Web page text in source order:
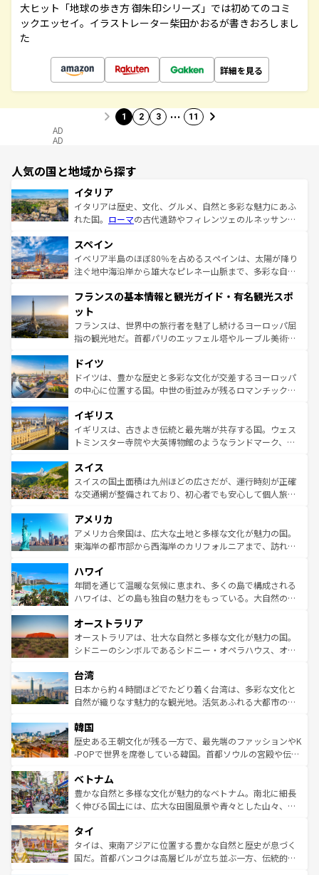
大ヒット「地球の歩き方 御朱印シリーズ」では初めてのコミ
ックエッセイ。イラストレーター柴田かおるが書きおろしまし
た
詳細を見る
1 2 3 … 11
AD
AD
人気の国と地域から探す
イタリア
イタリアは歴史、文化、グルメ、自然と多彩な魅力にあふ
れた国。 ローマの古代遺跡やフィレンツェのルネッサンス
ろん、トスカーナの美しい田園風景やアマルフィ海岸の絶
景など、自然景観も見逃せない。観光の合間には、本場の
ピザやパスタなど、絶品のイタリア料理を堪能することも
ませてくれるイタリアで、忘れられない旅をしてみよう！
なお、新着のイタリア情報は
しい。
スペイン
イベリア半島のほぼ80％を占めるスペインは、太陽が降り
注ぐ地中海沿岸から雄大なピレネー山脈まで、多彩な自然
文化が根付くこの国では、情熱的なフラメンコ、熱気あふ
れる闘牛、そして美味しいタパスが生活の一部となってい
る。首都マドリードの洗練された雰囲気や、バルセロナの
アートに溢れた街角から、地方では古代ローマ遺跡や中世
せる。地方によって風土や気候が異なるスペインはその個
性で訪れる人を魅了する。 なお、新着のスペイン情報は コ
ンテンツ一覧を参照してほしい。
フランスの基本情報と観光ガイド・有名観光スポ
ット
フランスは、世界中の旅行者を魅了し続けるヨーロッパ屈
指の観光地だ。首都パリのエッフェル塔やルーブル美術館
で、幅広い魅力が詰まっている。華麗な宮殿、歴史的な大
聖堂、美しいビーチ、そして豊かな自然が、訪れる者を心
から魅了する。また、フランスは美食の国としても知ら
いる。シャンパンの発祥地であるランス、プロヴァンスの
香り高いラベンダー畑など、多彩な楽しみ方が可能だ。さ
らに、パリ以外の地域にも魅力が溢れており、どの街角に
れる地方に足を運ぶとそれぞれで全く異なる文化を体験で
きるだろう。 なお、新着のフランス情報はコンテンツ一覧
を参照してほしい。
ドイツ
ドイツは、豊かな歴史と多彩な文化が交差するヨーロッパ
の中心に位置する国。中世の街並みが残るロマンチック街
顔を持つこの国は、どこを歩いても飽きることがない。ベ
ルリンの文化的活気、バイエルン州のアルプスの絶景、そ
してライン川沿いのワイン畑といった風景は必見。ビール
は、お酒好きな人にはぜひ体験してほしい。 なお、新着の
ドイツ情報はコンテンツ一覧を参照してほしい。
イギリス
イギリスは、古きよき伝統と最先端が共存する国。ウェス
トミンスター寺院や大英博物館のようなランドマーク、歴
リアごとに異なる魅力がある。また、優雅なアフタヌーン
ティー、ビール好きにはたまらない英国パブ、サッカー観
戦など、本場だからこそできる体験も豊富。イギリスを旅
ンツ一覧を参照してほしい。
スイス
スイスの国土面積は九州ほどの広さだが、運行時刻が正確
な交通網が整備されており、初心者でも安心して個人旅行
の建物がそのまま残る町や、スイスならではのユニークな
博物館もあり、アルプス観光だけでなく町歩きも満喫する
ことができる。国民の所得が高いため物価も高いが、旅行
ば市内交通費無料で観光を楽しむこともできる。 なお、新
着のスイス情報はコンテンツ一覧 を参照してほしい。
アメリカ
アメリカ合衆国は、広大な土地と多様な文化が魅力の国。
東海岸の都市部から西海岸のカリフォルニアまで、訪れる
のような巨大都市は、観光、ショッピング、エンターテイ
ンメントが詰まった刺激的なスポットだ。一方、アメリカ
西部には大自然が広がり、グランドキャニオンやイエロー
部のニューオーリンズでは、音楽と美食が融合した独特の
文化が魅力。旅行者はアメリカの各地域で異なる魅力を楽
しみながら、その多様性と豊かな歴史を感じることができ
ならではの贅沢な旅のスタイルだ。 なお、新着のアメリカ
情報はコンテンツ一覧を参照してほしい。
ハワイ
年間を通じて温暖な気候に恵まれ、多くの島で構成される
ハワイは、どの島も独自の魅力をもっている。大自然の神
ワイ島は見逃せない。また、定番の観光地といえばオアフ
島だが、静かな自然を求めるならマウイ島やカウアイ島が
おすすめ。エメラルドグリーンに輝く海をはじめ、豊かな
れるおもてなしの心で訪れる人々を迎えてくれるハワイの
人々、おいしいローカルフードやハワイアンミュージッ
ク、伝統的なフラダンスなど、すべてがハワイの魅力を彩
ワイを、存分に味わってほしい。 なお、新着のハワイ情報
はコンテンツ一覧を参照してほしい。
オーストラリア
オーストラリアは、壮大な自然と多様な文化が魅力の国。
シドニーのシンボルであるシドニー・オペラハウス、オー
リアリーフや大陸中央部にそびえるウルル（エアーズロッ
ク）、タスマニアの美しい原生林やケアンズの熱帯雨林な
ど、見どころがたくさん。また、カフェやワイン、オージ
いる。アクティビティも充実しており、サーフィンやダイ
ビング、ハイキングなど、アウトドア好きにはたまらな
い。オーストラリアの多彩な魅力を存分に味わいつくそ
参照してほしい。
台湾
日本から約４時間ほどでたどり着く台湾は、多彩な文化と
自然が織りなす魅力的な観光地。活気あふれる大都市の台
ン）、静ひつな山岳地帯である台湾東部など、都市の喧騒
と山間の静けさが共存しており、訪れる人に新しい発見と
驚きをもたらしてくれる。また、奥深い台湾の食文化も魅
容にもいいと評判のスイーツなど、バラエティ豊かな料理
が味わえる。 なお、新着の台湾情報は コンテンツ一覧を参
照してほしい。
韓国
歴史ある王朝文化が残る一方で、最先端のファッションやK
-POPで世界を席巻している韓国。首都ソウルの宮殿や伝統
き、地方に足を延ばせば四季折々の自然美を楽しむことが
できる。そして、キムチや焼肉、絶品のストリートフード
まで、さまざまな韓国料理が待っている。夜には、韓国な
リティに包まれながら、韓国の多彩な魅力を心ゆくまで味
わってみてほしい。 なお、新着の韓国情報はコンテンツ一
覧を参照してほしい。
ベトナム
豊かな自然と多様な文化が魅力的なベトナム。南北に細長
く伸びる国土には、広大な田園風景や青々とした山々、世
急速な発展と共に伝統が息づく。ハノイの古い町並みやホ
ーチミン市のフランス統治時代の建物も、独特の雰囲気を
醸し出している。また、バラエティの豊かさとおいしさで
タイ
タイは、東南アジアに位置する豊かな自然と歴史が息づく
国だ。首都バンコクは高層ビルが立ち並ぶ一方、伝統的な